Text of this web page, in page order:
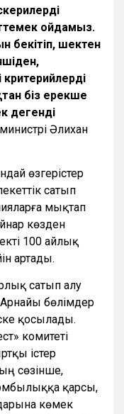
ойдамыз.
бекітіп, шектен
біз ерекше
дегенді
Әлихан
өзгерістер
сатып
мықтап
көзден
100 айлық
артады.
сатып алу
бөлімдер
қосылады.
комитеті
істер
сөзінше,
қарсы,
көмек